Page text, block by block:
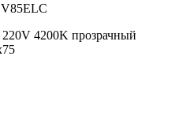
4200K прозрачный